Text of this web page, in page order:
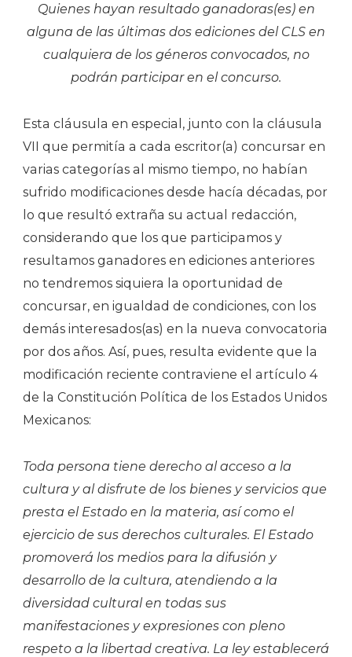
Quienes hayan resultado ganadoras(es) en
alguna de las últimas dos ediciones del CLS en
cualquiera de los géneros convocados, no
podrán participar en el concurso.
Esta cláusula en especial, junto con la cláusula
VII que permitía a cada escritor(a) concursar en
varias categorías al mismo tiempo, no habían
sufrido modificaciones desde hacía décadas, por
lo que resultó extraña su actual redacción,
considerando que los que participamos y
resultamos ganadores en ediciones anteriores
no tendremos siquiera la oportunidad de
concursar, en igualdad de condiciones, con los
demás interesados(as) en la nueva convocatoria
por dos años. Así, pues, resulta evidente que la
modificación reciente contraviene el artículo 4
de la Constitución Política de los Estados Unidos
Mexicanos:
Toda persona tiene derecho al acceso a la
cultura y al disfrute de los bienes y servicios que
presta el Estado en la materia, así como el
ejercicio de sus derechos culturales. El Estado
promoverá los medios para la difusión y
desarrollo de la cultura, atendiendo a la
diversidad cultural en todas sus
manifestaciones y expresiones con pleno
respeto a la libertad creativa. La ley establecerá